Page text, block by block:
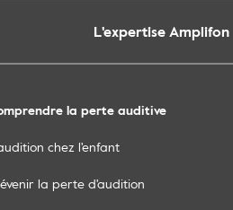
L'expertise Amplifon
la perte auditive
chez l'enfant
la perte d'audition